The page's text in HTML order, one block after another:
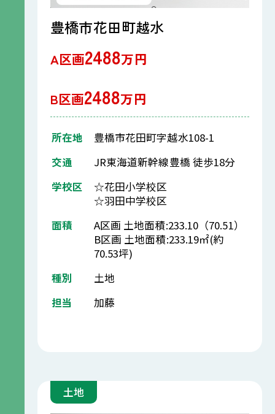
豊橋市花田町越水
A区画2488万円
B区画2488万円
所在地
豊橋市花田町字越水108-1
交通
JR東海道新幹線豊橋 徒歩18分
学校区
☆花田小学校区
☆羽田中学校区
面積
A区画 土地面積:233.10（70.51）
B区画 土地面積:233.19㎡(約
70.53坪)
種別
土地
担当
加藤
土地